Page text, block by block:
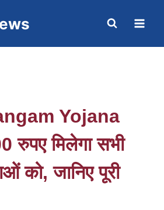
Yojana
रुपए मिलेगा सभी
को, जानिए पूरी